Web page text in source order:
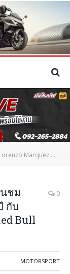
Verstappan นักขับ F1 อายุ 18 ปี กับแชมป์แรกในการลงแข่งให้ทีม Red Bull Racing
ชม
กับ
Bull
0
MOTORSPORT